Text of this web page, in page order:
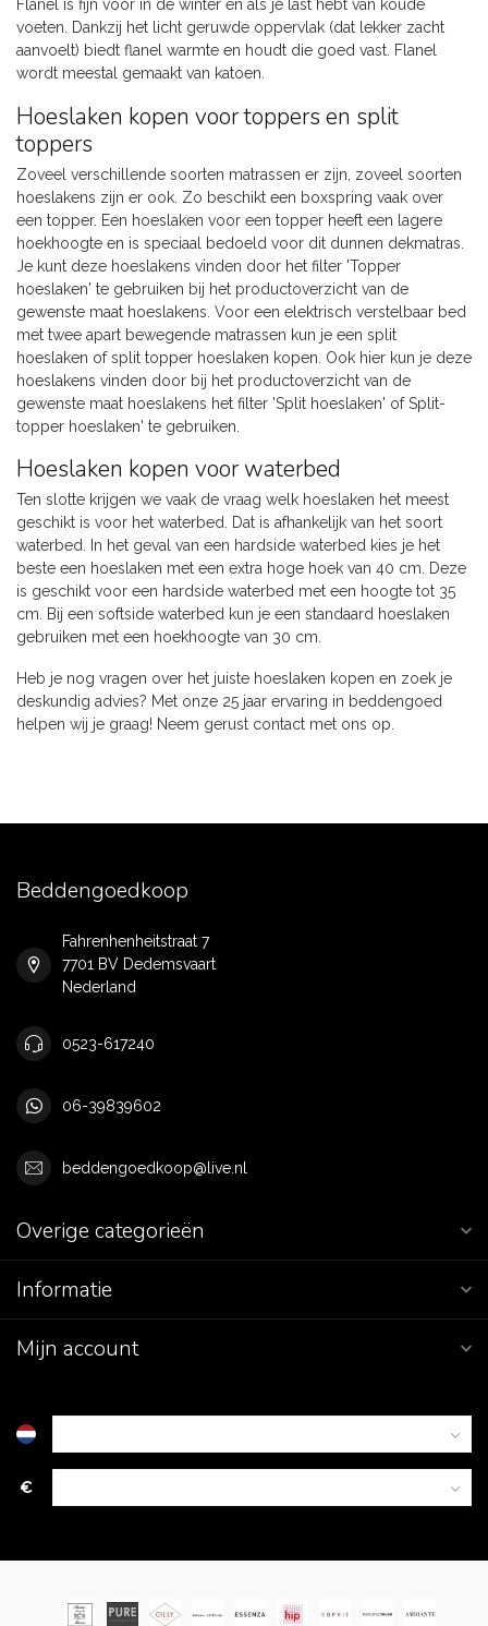
Flanel is fijn voor in de winter en als je last hebt van koude
voeten. Dankzij het licht geruwde oppervlak (dat lekker zacht
aanvoelt) biedt flanel warmte en houdt die goed vast. Flanel
wordt meestal gemaakt van katoen.
Hoeslaken kopen voor toppers en split
toppers
Zoveel verschillende soorten matrassen er zijn, zoveel soorten
hoeslakens zijn er ook. Zo beschikt een boxspring vaak over
een topper. Een hoeslaken voor een topper heeft een lagere
hoekhoogte en is speciaal bedoeld voor dit dunnen dekmatras.
Je kunt deze hoeslakens vinden door het filter 'Topper
hoeslaken' te gebruiken bij het productoverzicht van de
gewenste maat hoeslakens. Voor een elektrisch verstelbaar bed
met twee apart bewegende matrassen kun je een split
hoeslaken of split topper hoeslaken kopen. Ook hier kun je deze
hoeslakens vinden door bij het productoverzicht van de
gewenste maat hoeslakens het filter 'Split hoeslaken' of Split-
topper hoeslaken' te gebruiken.
Hoeslaken kopen voor waterbed
Ten slotte krijgen we vaak de vraag welk hoeslaken het meest
geschikt is voor het waterbed. Dat is afhankelijk van het soort
waterbed. In het geval van een hardside waterbed kies je het
beste een hoeslaken met een extra hoge hoek van 40 cm. Deze
is geschikt voor een hardside waterbed met een hoogte tot 35
cm. Bij een softside waterbed kun je een standaard hoeslaken
gebruiken met een hoekhoogte van 30 cm.
Heb je nog vragen over het juiste hoeslaken kopen en zoek je
deskundig advies? Met onze 25 jaar ervaring in beddengoed
helpen wij je graag! Neem gerust contact met ons op.
Beddengoedkoop
Fahrenhenheitstraat 7
7701 BV Dedemsvaart
Nederland
0523-617240
06-39839602
beddengoedkoop@live.nl
Overige categorieën
Informatie
Mijn account
€